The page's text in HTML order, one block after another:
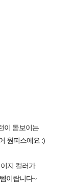
이 돋보이는
원피스에요 :)
지 컬러가
이랍니다~